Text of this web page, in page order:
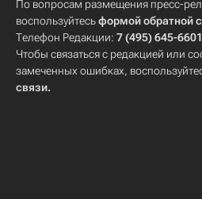
По вопросам размещения пресс-
воспользуйтесьформой обратной
Телефон Редакции: 7 (495) 645-6601
Чтобы связаться с редакцией или
замеченных ошибках,
связи.